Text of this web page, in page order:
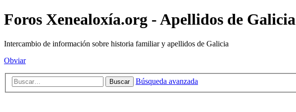
Foros Xenealoxía.org - Apellidos de Galicia
Intercambio de información sobre historia familiar y apellidos de Galicia
Obviar
Buscar Búsqueda avanzada